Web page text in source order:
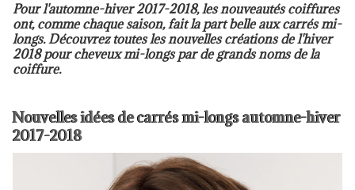
Pour l'automne-hiver 2017-2018, les nouveautés coiffures
ont, comme chaque saison, fait la part belle aux carrés mi-
longs. Découvrez toutes les nouvelles créations de l'hiver
2018 pour cheveux mi-longs par de grands noms de la
coiffure.
Nouvelles idées de carrés mi-longs automne-hiver
2017-2018